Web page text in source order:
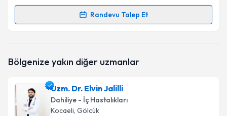
Takvim Talebini Gönder
Randevu Talep Et
Randevu Takvimi Talebi
talebi oluşturun. Size bu uzmandan randevu almanız
bilgilendireceğiz.
E-posta Adresiniz
Bölgenize yakın diğer uzmanlar
Uzm. Dr. Elvin Jalilli
Dahiliye - İç Hastalıkları
Kocaeli, Gölcük